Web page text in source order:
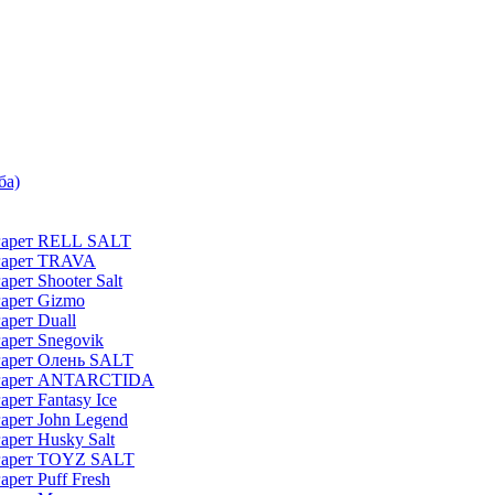
RELL SALT
TRAVA
Shooter Salt
Gizmo
Duall
Snegovik
Олень SALT
ANTARCTIDA
Fantasy Ice
John Legend
Husky Salt
TOYZ SALT
Puff Fresh